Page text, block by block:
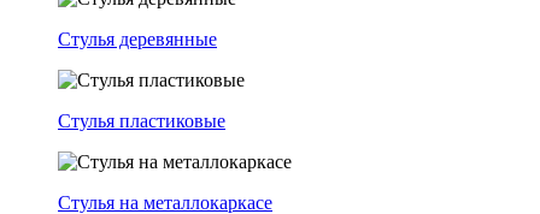
Стулья деревянные
Стулья пластиковые
Стулья на металлокаркасе